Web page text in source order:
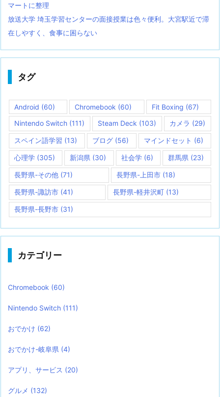
マートに整理
放送大学 埼玉学習センターの面接授業は色々便利。大宮駅近で滞
在しやすく、食事に困らない
タグ
Android (60) Chromebook (60) Fit Boxing (67)
Nintendo Switch (111) Steam Deck (103) カメラ (29)
スペイン語学習 (13) ブログ (56) マインドセット (6)
心理学 (305) 新潟県 (30) 社会学(6) 群馬県 (23)
長野県-その他 (71) 長野県-上田市(18)
長野県-諏訪市 (41) 長野県-軽井沢町 (13)
長野県-長野市 (31)
カテゴリー
Chromebook (60)
Nintendo Switch (111)
おでかけ (62)
おでかけ-岐阜県 (4)
アプリ、サービス (20)
グルメ (132)